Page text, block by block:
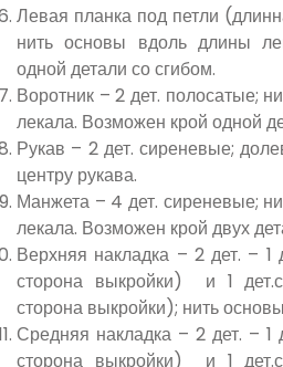
Левая планка под петли
нить основы вдоль длины
одной детали со сгибом.
Воротник – 2 дет. полосатые;
лекала. Возможен крой одной
Рукав – 2 дет. сиреневые;
центру рукава.
Манжета – 4 дет. сиреневые;
лекала. Возможен крой двух
Верхняя накладка – 2 дет. – 1
сторона выкройки) и 1
сторона выкройки); нить
Средняя накладка – 2 дет. – 1
сторона выкройки) и 1